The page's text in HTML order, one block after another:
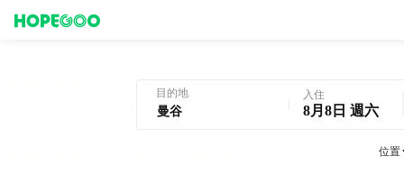
目的地 入住
8月8日 週六
位置